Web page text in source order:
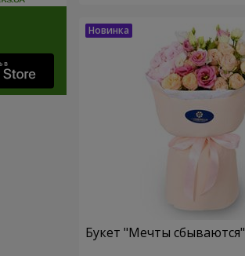
Букет "Мечты сбываются"